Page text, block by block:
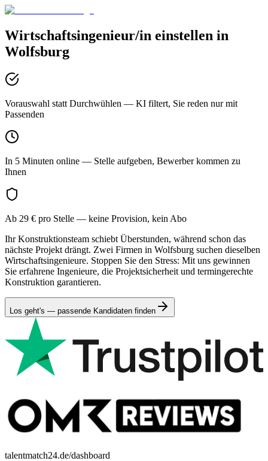
Wirtschaftsingenieur/in einstellen in
Wolfsburg
Vorauswahl statt Durchwühlen — KI filtert, Sie reden nur mit
Passenden
In 5 Minuten online — Stelle aufgeben, Bewerber kommen zu
Ihnen
Ab 29 € pro Stelle — keine Provision, kein Abo
Ihr Konstruktionsteam schiebt Überstunden, während schon das
nächste Projekt drängt. Zwei Firmen in Wolfsburg suchen dieselben
Wirtschaftsingenieure. Stoppen Sie den Stress: Mit uns gewinnen
Sie erfahrene Ingenieure, die Projektsicherheit und termingerechte
Konstruktion garantieren.
Los geht's — passende Kandidaten finden
talentmatch24.de/dashboard